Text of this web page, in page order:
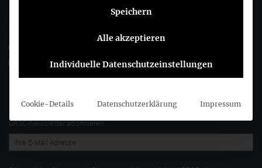
+49 (0)30 20 64 12 - 0
info@drsc.de
DRSC-Newsletter abonnieren
Speichern
Alle akzeptieren
Individuelle Datenschutzeinstellungen
Cookie-Details Datenschutzerklärung Impressum